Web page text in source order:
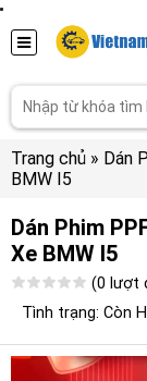
Trang chủ » Dán
BMW I5
Dán Phim
Xe BMW I5
(0 lượt
Tình trạng: Còn